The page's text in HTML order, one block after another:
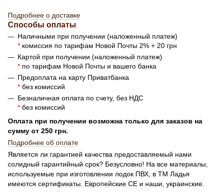
Подробнее о доставке
Способы оплаты
Наличными при получении (наложенный платеж)
* комиссия по тарифам Новой Почты 2% + 20 грн
Картой при получении (наложенный платеж)
* по тарифам Новой Почты и вашего банка
Предоплата на карту Приватбанка
* без комиссий
Безналичная оплата по счету, без НДС
* без комиссий
Оплата при получении возможна только для заказов на
сумму от 250 грн.
Подробнее об оплате
Является ли гарантией качества предоставляемый нами
солидный гарантийный срок? Безусловно! На все материалы,
используемые при изготовлении лодок ПВХ, в ТМ Ладья
имеются сертификаты. Европейские СЕ и наши, украинские.